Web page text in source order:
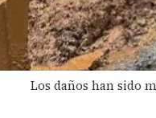
Los daños han sido